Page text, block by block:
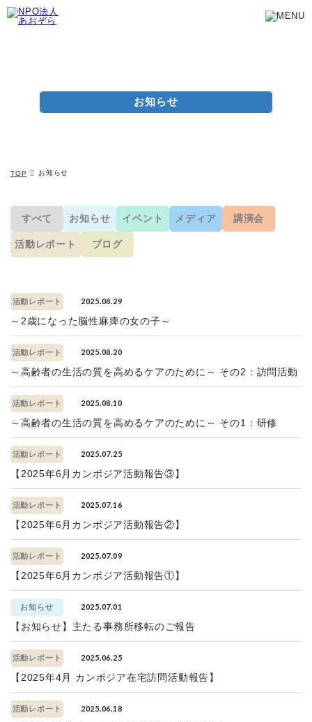
お知らせ
TOP お知らせ
すべて お知らせ イベント メディア 講演会
活動レポート ブログ
活動レポート 2025.08.29
～2歳になった脳性麻痺の女の子～
活動レポート 2025.08.20
～高齢者の生活の質を高めるケアのために～ その2：訪問活動
活動レポート 2025.08.10
～高齢者の生活の質を高めるケアのために～ その1：研修
活動レポート 2025.07.25
【2025年6月カンボジア活動報告③】
活動レポート 2025.07.16
【2025年6月カンボジア活動報告②】
活動レポート 2025.07.09
【2025年6月カンボジア活動報告①】
お知らせ 2025.07.01
【お知らせ】主たる事務所移転のご報告
活動レポート 2025.06.25
【2025年4月 カンボジア在宅訪問活動報告】
活動レポート 2025.06.18